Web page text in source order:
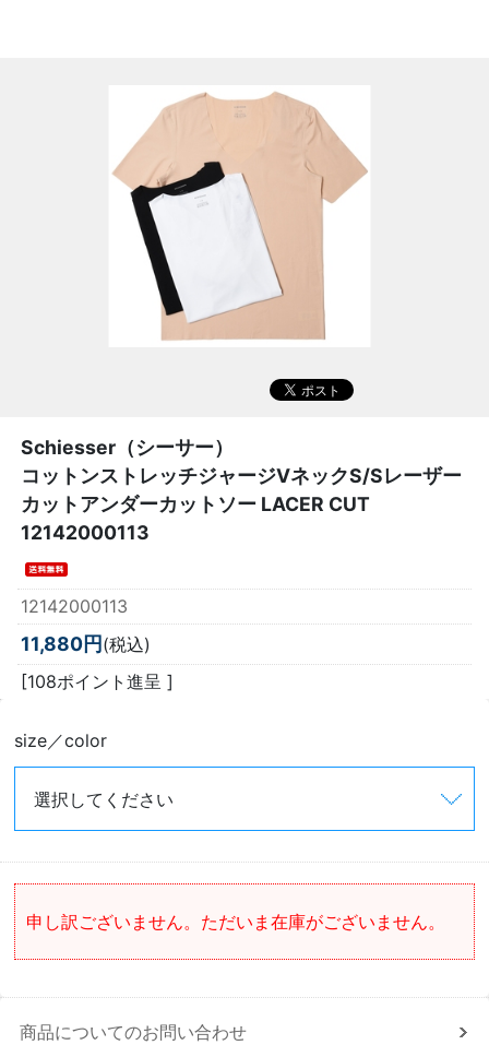
Schiesser（シーサー）
コットンストレッチジャージVネックS/Sレーザー
カットアンダーカットソー LACER CUT
12142000113
12142000113
11,880円(税込)
[108ポイント進呈 ]
size／color
申し訳ございません。ただいま在庫がございません。
商品についてのお問い合わせ